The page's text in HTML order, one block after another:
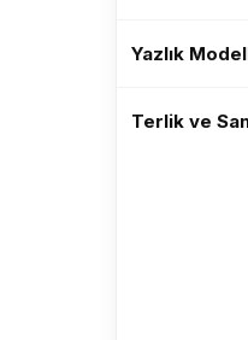
Yazlık
Terlik ve